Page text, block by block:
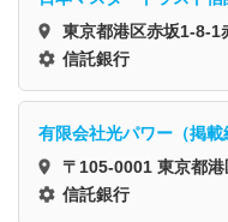
東京都港区赤坂1-8-1
信託銀行
有限会社光パワー（掲載
〒105-0001 東京都
ション314
信託銀行